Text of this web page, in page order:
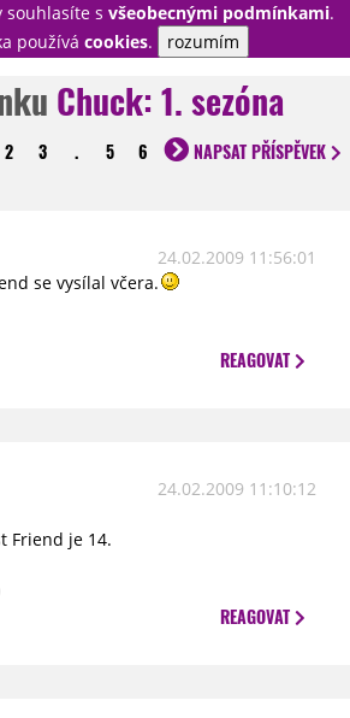
souhlasíte s všeobecnými podmínkami.
používá cookies. rozumím
PŘIHLÁSIT
Chuck: 1. sezóna
2 3 . 5 6 NAPSATPŘÍSPĚVEK
24.02.2009 11:56:01
se vysílal včera.
REAGOVAT
24.02.2009 11:10:12
Friend je 14.
REAGOVAT